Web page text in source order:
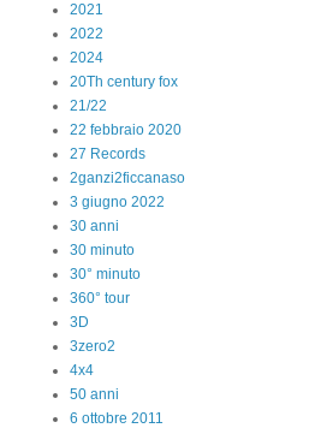
2021
2022
2024
20Th century fox
21/22
22 febbraio 2020
27 Records
2ganzi2ficcanaso
3 giugno 2022
30 anni
30 minuto
30° minuto
360° tour
3D
3zero2
4x4
50 anni
6 ottobre 2011